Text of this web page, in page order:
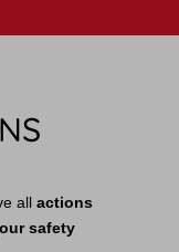
all actions
safety